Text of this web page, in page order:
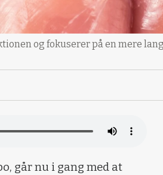
og fokuserer på en mere
går nu i gang med at